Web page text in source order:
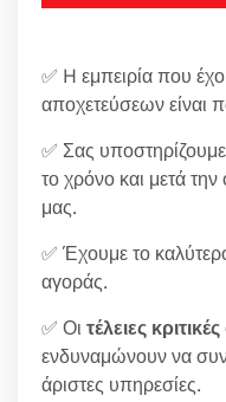
✅ H εμπειρία που
αποχετεύσεων είναι
✅ Σας
το χρόνο και μετά
μας.
✅ Έχουμε το
αγοράς.
✅ Οι τέλειες κριτικές
ενδυναμώνουν να
άριστες υπηρεσίες.